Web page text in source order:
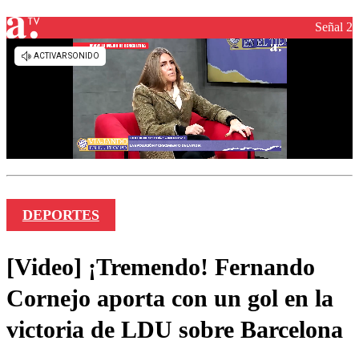
Señal 2
DEPORTES
[Video] ¡Tremendo! Fernando
Cornejo aporta con un gol en la
victoria de LDU sobre Barcelona